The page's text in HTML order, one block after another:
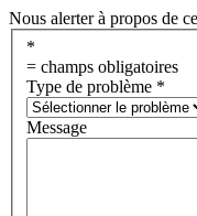
Nous alerter à propos de
*
= champs obligatoires
Type de problème *
Message